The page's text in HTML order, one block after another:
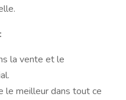
la vente et le
le meilleur dans tout ce